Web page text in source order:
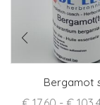
Bergamot